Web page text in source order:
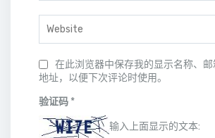
在此浏览器中保存我的显示名称、
地址，以便下次评论时使用。
验证码 *
输入上面显示的文本: